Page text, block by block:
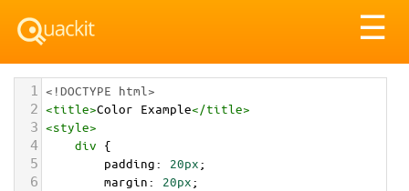
☰
1 <!DOCTYPE html>
2 <title>Color Example</title>
3 <style>
4 div {
5 padding: 20px;
6 margin: 20px;